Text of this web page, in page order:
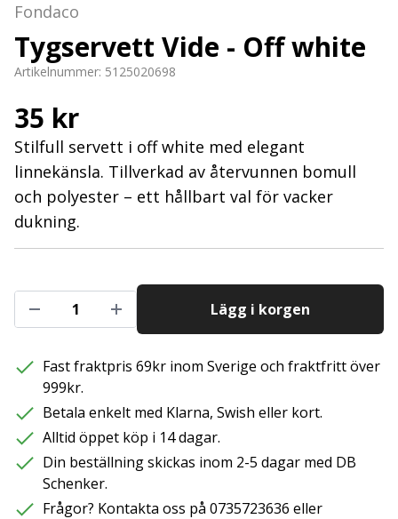
Fondaco
Tygservett Vide - Off white
Artikelnummer: 5125020698
35 kr
Stilfull servett i off white med elegant
linnekänsla. Tillverkad av återvunnen bomull
och polyester – ett hållbart val för vacker
dukning.
Lägg i korgen
Fast fraktpris 69kr inom Sverige och fraktfritt över
999kr.
Betala enkelt med Klarna, Swish eller kort.
Alltid öppet köp i 14 dagar.
Din beställning skickas inom 2-5 dagar med DB
Schenker.
Frågor? Kontakta oss på 0735723636 eller